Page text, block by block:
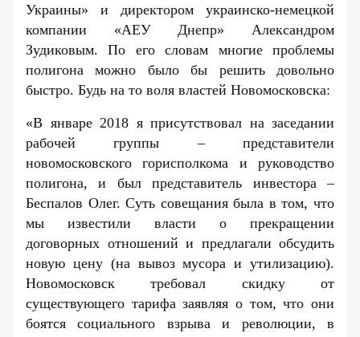
Украины» и директором украинско-немецкой
компании «АЕУ Днепр» Александром
Зудиковым. По его словам многие проблемы
полигона можно было бы решить довольно
быстро. Будь на то воля властей Новомосковска:
«В январе 2018 я присутствовал на заседании
рабочей группы – представители
новомосковского горисполкома и руководство
полигона, и был представитель инвестора –
Беспалов Олег. Суть совещания была в том, что
мы известили власти о прекращении
договорных отношений и предлагали обсудить
новую цену (на вывоз мусора и утилизацию).
Новомосковск требовал скидку от
существующего тарифа заявляя о том, что они
боятся социального взрыва и революции, в